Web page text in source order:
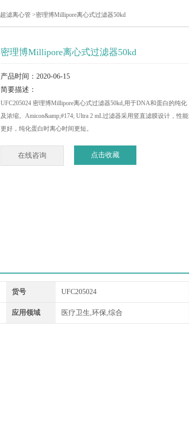
超滤离心管 >密理博Millipore离心式过滤器50kd
密理博Millipore离心式过滤器50kd
产品时间：2020-06-15
简要描述：
UFC205024 密理博Millipore离心式过滤器50kd,用于DNA和蛋白的纯化
及浓缩。Amicon&amp;#174; Ultra 2 mL过滤器采用竖直滤膜设计，性能
更好，纯化蛋白时离心时间更短。
在线咨询 点击收藏
货号 UFC205024
应用领域 医疗卫生,环保,综合